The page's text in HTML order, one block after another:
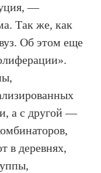
—
Так же, как
Об этом еще
а с другой —
в деревнях,